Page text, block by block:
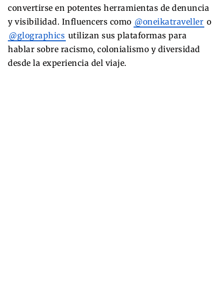
convertirse en potentes herramientas de denuncia
y visibilidad. Influencers como @oneikatraveller o
@glographics utilizan sus plataformas para
hablar sobre racismo, colonialismo y diversidad
desde la experiencia del viaje.